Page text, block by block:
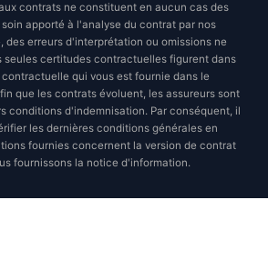
contrats ne constituent en aucun cas des
apporté à l'analyse du contrat par nos
des erreurs d'interprétation ou omissions ne
seules certitudes contractuelles figurent dans
qui vous est fournie dans le
que les contrats évoluent, les assureurs sont
conditions d'indemnisation. Par conséquent, il
les dernières conditions générales en
fournies concernent la version de contrat
fournissons la notice d'information.